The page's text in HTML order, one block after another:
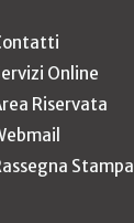
Online
Riservata
Stampa